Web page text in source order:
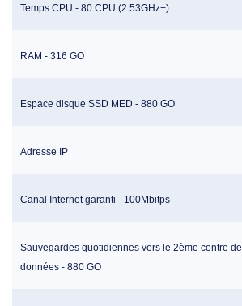
Temps CPU - 80 CPU (2.53GHz+)
RAM - 316 GO
Espace disque SSD MED - 880 GO
Adresse IP
Canal Internet garanti - 100Mbitps
Sauvegardes quotidiennes vers le 2ème centre de
données - 880 GO